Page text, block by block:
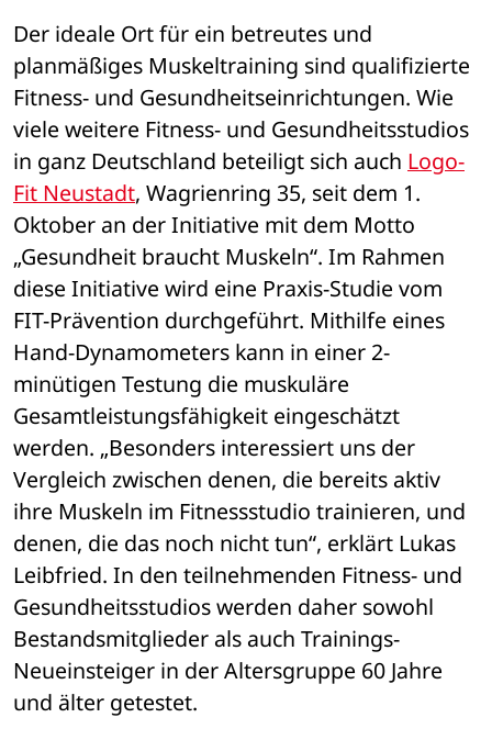
Der ideale Ort für ein betreutes und
planmäßiges Muskeltraining sind qualifizierte
Fitness- und Gesundheitseinrichtungen. Wie
viele weitere Fitness- und Gesundheitsstudios
in ganz Deutschland beteiligt sich auch Logo-
Fit Neustadt, Wagrienring 35, seit dem 1.
Oktober an der Initiative mit dem Motto
„Gesundheit braucht Muskeln“. Im Rahmen
diese Initiative wird eine Praxis-Studie vom
FIT-Prävention durchgeführt. Mithilfe eines
Hand-Dynamometers kann in einer 2-
minütigen Testung die muskuläre
Gesamtleistungsfähigkeit eingeschätzt
werden. „Besonders interessiert uns der
Vergleich zwischen denen, die bereits aktiv
ihre Muskeln im Fitnessstudio trainieren, und
denen, die das noch nicht tun“, erklärt Lukas
Leibfried. In den teilnehmenden Fitness- und
Gesundheitsstudios werden daher sowohl
Bestandsmitglieder als auch Trainings-
Neueinsteiger in der Altersgruppe 60 Jahre
und älter getestet.